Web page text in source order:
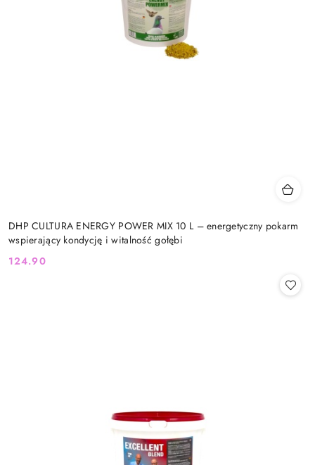
DHP CULTURA ENERGY POWER MIX 10 L – energetyczny pokarm
wspierający kondycję i witalność gołębi
Cena:
124.90